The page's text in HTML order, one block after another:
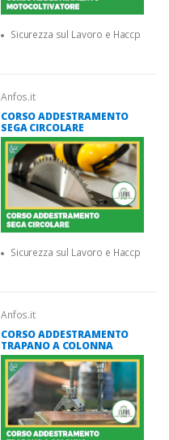
Sicurezza sul Lavoro e Haccp
Anfos.it
CORSO ADDESTRAMENTO
SEGA CIRCOLARE
Sicurezza sul Lavoro e Haccp
Anfos.it
CORSO ADDESTRAMENTO
TRAPANO A COLONNA